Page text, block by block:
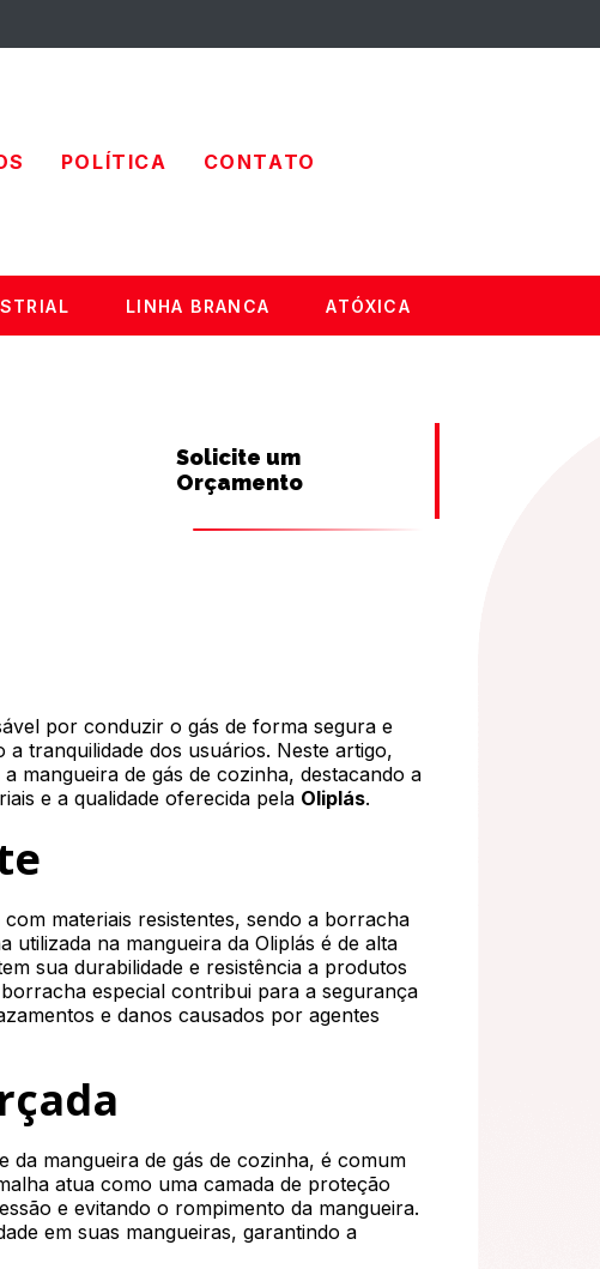
POLÍTICA CONTATO
LINHA BRANCA ATÓXICA
Solicite um
Orçamento
por conduzir o gás de forma segura e
tranquilidade dos usuários. Neste artigo,
mangueira de gás de cozinha, destacando a
e a qualidade oferecida pela Oliplás.
materiais resistentes, sendo a borracha
na mangueira da Oliplás é de alta
sua durabilidade e resistência a produtos
especial contribui para a segurança
e danos causados por agentes
da mangueira de gás de cozinha, é comum
atua como uma camada de proteção
e evitando o rompimento da mangueira.
em suas mangueiras, garantindo a